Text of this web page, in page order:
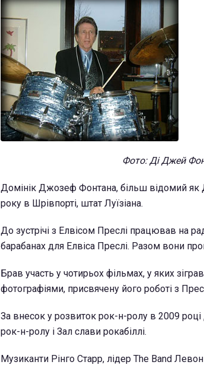
Фото: Ді Джей
Домінік Джозеф Фонтана, більш відомий
року в Шрівпорті, штат Луїзіана.
До зустрічі з Елвісом Преслі працював на
барабанах для Елвіса Преслі. Разом вони
Брав участь у чотирьох фільмах, у яких
фотографіями, присвячену його роботі з
За внесок у розвиток рок-н-ролу в 2009
рок-н-ролу і Зал слави рокабіллі.
Музиканти Рінго Старр, лідер The Band